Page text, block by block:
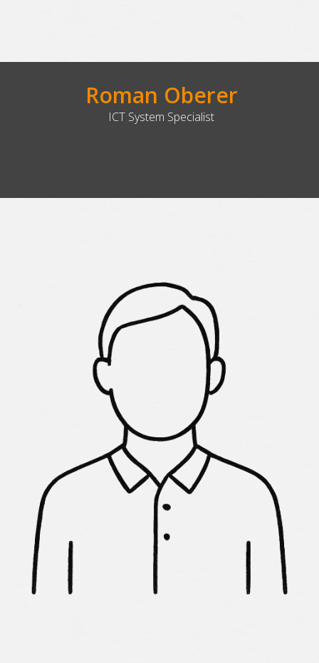
Roman Oberer
ICT System Specialist